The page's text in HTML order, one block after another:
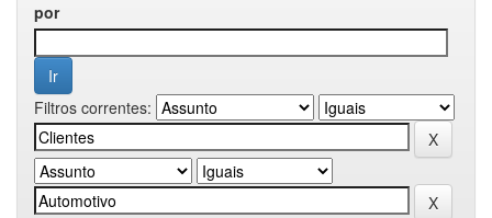
por
Filtros correntes: